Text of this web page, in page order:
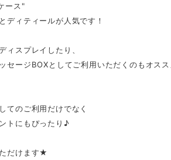
ース"
ディティールが人気です！
ィスプレイしたり、
セージBOXとしてご利用いただくのもオス
てのご利用だけでなく
トにもぴったり♪
だけます★